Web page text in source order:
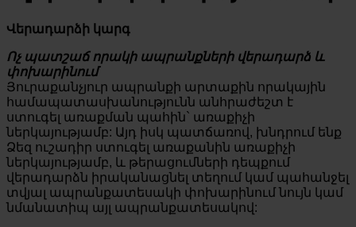
Վերադարձի կարգ
Ոչ պատշաճ որակի ապրանքների վերադարձ և
փոխարինում
Յուրաքանչյուր ապրանքի արտաքին որակային
համապատասխանությունն անհրաժեշտ է
ստուգել առաքման պահին` առաքիչի
ներկայությամբ: Այդ իսկ պատճառով, խնդրում ենք
Ձեզ ուշադիր ստուգել առաքանին առաքիչի
ներկայությամբ, և թերացումների դեպքում
վերադարձն իրականացնել տեղում կամ պահանջել
տվյալ ապրանքատեսակի փոխարինում նույն կամ
նմանատիպ այլ ապրանքատեսակով: